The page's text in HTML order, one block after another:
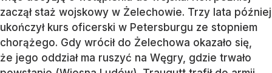
zaczął staż wojskowy w Żelechowie. Trzy lata później
ukończył kurs oficerski w Petersburgu ze stopniem
chorążego. Gdy wrócił do Żelechowa okazało się,
że jego oddział ma ruszyć na Węgry, gdzie trwało